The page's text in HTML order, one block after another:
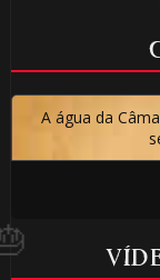
A água da
🎂